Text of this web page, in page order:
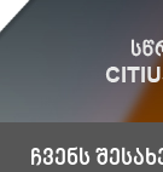
ჩვენს